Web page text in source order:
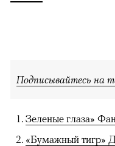
Подписывайтесь на
Зеленые глаза»
«Бумажный тигр»